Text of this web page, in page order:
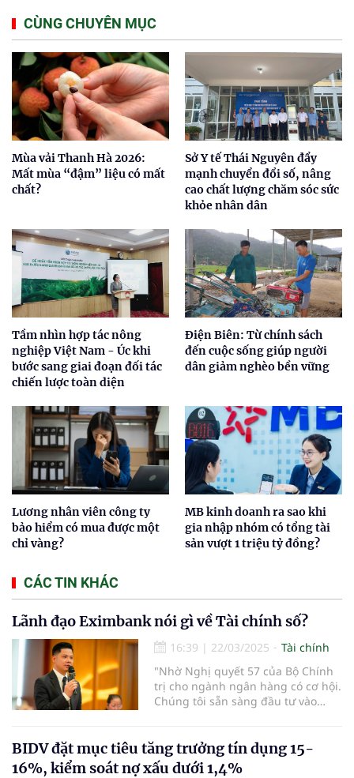
CÙNG CHUYÊN MỤC
Mùa vải Thanh Hà 2026:
Mất mùa “đậm” liệu có mất
chất?
Sở Y tế Thái Nguyên đẩy
mạnh chuyển đổi số, nâng
cao chất lượng chăm sóc sức
khỏe nhân dân
Tầm nhìn hợp tác nông
nghiệp Việt Nam - Úc khi
bước sang giai đoạn đối tác
chiến lược toàn diện
Điện Biên: Từ chính sách
đến cuộc sống giúp người
dân giảm nghèo bền vững
Lương nhân viên công ty
bảo hiểm có mua được một
chỉ vàng?
MB kinh doanh ra sao khi
gia nhập nhóm có tổng tài
sản vượt 1 triệu tỷ đồng?
CÁC TIN KHÁC
Lãnh đạo Eximbank nói gì về Tài chính số?
16:39 | 22/03/2025
Tài chính
"Nhờ Nghị quyết 57 của Bộ Chính
trị cho ngành ngân hàng có cơ hội.
Chúng tôi sẵn sàng đầu tư vào
thành viên HĐQT Ngân hàng TMCP
Eximbank nhấn mạnh.
BIDV đặt mục tiêu tăng trưởng tín dụng 15-
16%, kiểm soát nợ xấu dưới 1,4%